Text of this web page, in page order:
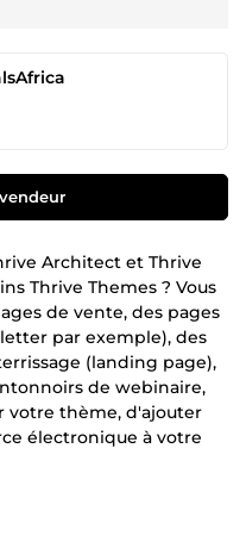
Architect et Thrive
Thrive Themes ? Vous
de vente, des pages
par exemple), des
(landing page),
de webinaire,
votre thème, d'ajouter
électronique à votre